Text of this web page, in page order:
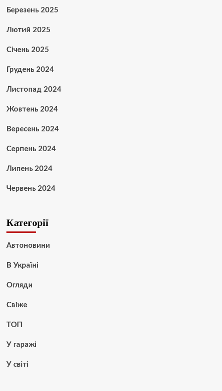
Березень 2025
Лютий 2025
Січень 2025
Грудень 2024
Листопад 2024
Жовтень 2024
Вересень 2024
Серпень 2024
Липень 2024
Червень 2024
Категорії
Автоновини
В Україні
Огляди
Свіже
ТОП
У гаражі
У світі